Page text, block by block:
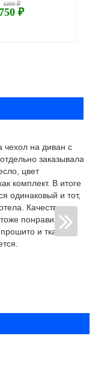
4400 ₽
₽
чехол на диван с
заказывала
цвет
комплект. В итоге
одинаковый и тот,
Качество
понравилось,
и ткань не